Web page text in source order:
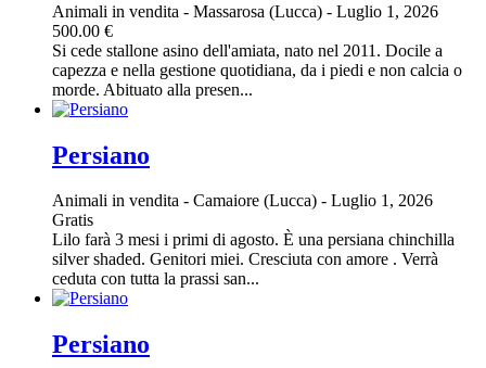
Animali in vendita - Massarosa (Lucca) - Luglio 1, 2026
500.00 €
Si cede stallone asino dell'amiata, nato nel 2011. Docile a
capezza e nella gestione quotidiana, da i piedi e non calcia o
morde. Abituato alla presen...
Persiano
Animali in vendita - Camaiore (Lucca) - Luglio 1, 2026
Gratis
Lilo farà 3 mesi i primi di agosto. È una persiana chinchilla
silver shaded. Genitori miei. Cresciuta con amore . Verrà
ceduta con tutta la prassi san...
Persiano